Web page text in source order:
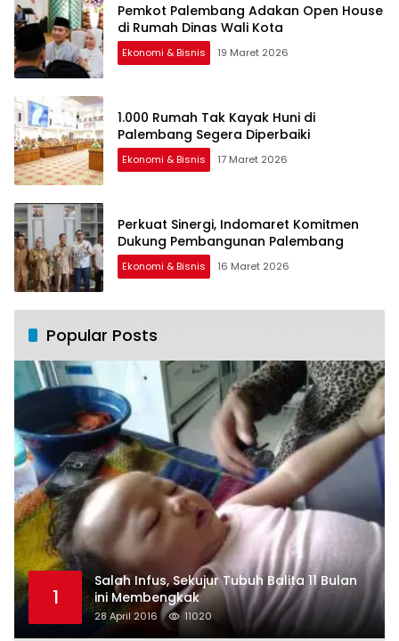
Pemkot Palembang Adakan Open House
di Rumah Dinas Wali Kota
Ekonomi & Bisnis 19 Maret 2026
1.000 Rumah Tak Kayak Huni di
Palembang Segera Diperbaiki
Ekonomi & Bisnis 17 Maret 2026
Perkuat Sinergi, Indomaret Komitmen
Dukung Pembangunan Palembang
Ekonomi & Bisnis 16 Maret 2026
Popular Posts
1
Salah Infus, Sekujur Tubuh Balita 11 Bulan
ini Membengkak
28 April 2016 11020